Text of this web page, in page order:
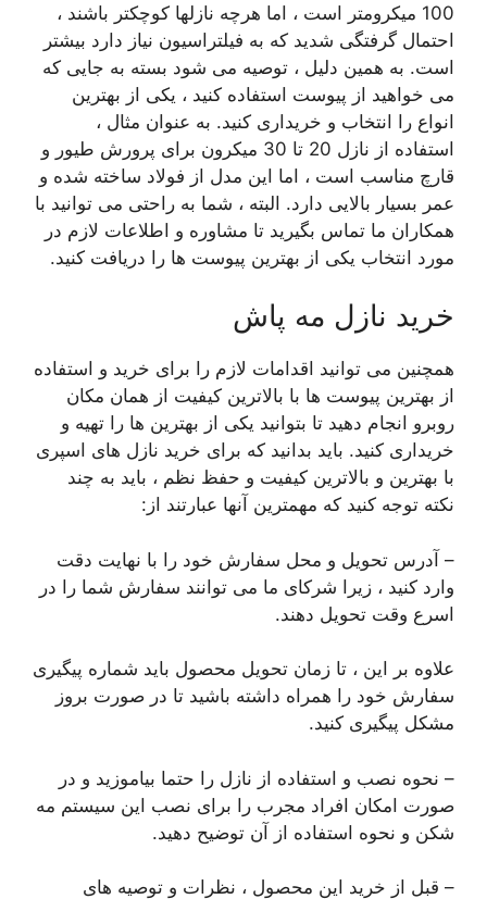
100 میکرومتر است ، اما هرچه نازلها کوچکتر باشند ،
احتمال گرفتگی شدید که به فیلتراسیون نیاز دارد بیشتر
است. به همین دلیل ، توصیه می شود بسته به جایی که
می خواهید از پیوست استفاده کنید ، یکی از بهترین
انواع را انتخاب و خریداری کنید. به عنوان مثال ،
استفاده از نازل 20 تا 30 میکرون برای پرورش طیور و
قارچ مناسب است ، اما این مدل از فولاد ساخته شده و
عمر بسیار بالایی دارد. البته ، شما به راحتی می توانید با
همکاران ما تماس بگیرید تا مشاوره و اطلاعات لازم در
مورد انتخاب یکی از بهترین پیوست ها را دریافت کنید.
خرید نازل مه پاش
همچنین می توانید اقدامات لازم را برای خرید و استفاده
از بهترین پیوست ها با بالاترین کیفیت از همان مکان
روبرو انجام دهید تا بتوانید یکی از بهترین ها را تهیه و
خریداری کنید. باید بدانید که برای خرید نازل های اسپری
با بهترین و بالاترین کیفیت و حفظ نظم ، باید به چند
نکته توجه کنید که مهمترین آنها عبارتند از:
– آدرس تحویل و محل سفارش خود را با نهایت دقت
وارد کنید ، زیرا شرکای ما می توانند سفارش شما را در
اسرع وقت تحویل دهند.
علاوه بر این ، تا زمان تحویل محصول باید شماره پیگیری
سفارش خود را همراه داشته باشید تا در صورت بروز
مشکل پیگیری کنید.
– نحوه نصب و استفاده از نازل را حتما بیاموزید و در
صورت امکان افراد مجرب را برای نصب این سیستم مه
شکن و نحوه استفاده از آن توضیح دهید.
– قبل از خرید این محصول ، نظرات و توصیه های